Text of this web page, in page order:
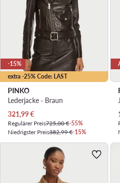
extra -25% Code: LAST
-15%
PINKO
Lederjacke · Braun
Aktueller Preis
321,99€
Regulärer Preis725,00 €-55%
Niedrigster Preis382,99 €-15%